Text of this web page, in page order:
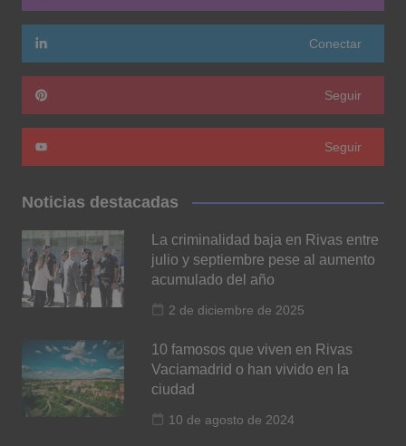
Conectar
Seguir
Seguir
Noticias destacadas
La criminalidad baja en Rivas entre
julio y septiembre pese al aumento
acumulado del año
2 de diciembre de 2025
10 famosos que viven en Rivas
Vaciamadrid o han vivido en la
ciudad
10 de agosto de 2024